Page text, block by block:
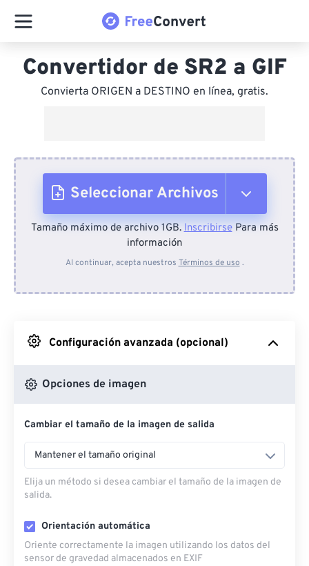
Convertidor de SR2 a GIF
Convierta ORIGEN a DESTINO en línea, gratis.
Seleccionar Archivos
Desde el dispositivo
Desde Google Drive
Desde OneDrive
Desde URL
Tamaño máximo de archivo 1GB.InscribirsePara más
información
Al continuar, acepta nuestros Términos de uso .
Configuración avanzada (opcional)
Opciones de imagen
Cambiar el tamaño de la imagen de salida
Mantener el tamaño original
Elija un método si desea cambiar el tamaño de la imagen de
salida.
Orientación automática
Oriente correctamente la imagen utilizando los datos del
sensor de gravedad almacenados en EXIF